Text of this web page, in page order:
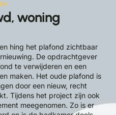
woning
hing het plafond zichtbaar
De opdrachtgever
te verwijderen en een
maken. Het oude plafond is
door een nieuw, recht
Tijdens het project zijn ook
meegenomen. Zo is er